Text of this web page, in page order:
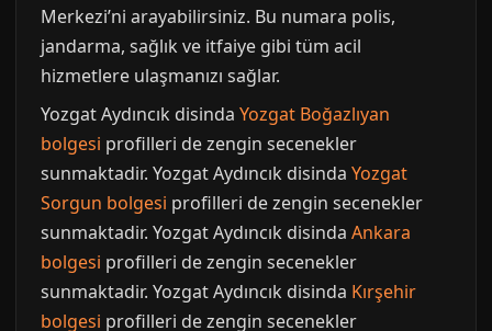
Merkezi’ni arayabilirsiniz. Bu numara polis,
jandarma, sağlık ve itfaiye gibi tüm acil
hizmetlere ulaşmanızı sağlar.
Yozgat Aydıncık disinda Yozgat Boğazlıyan
bolgesi profilleri de zengin secenekler
sunmaktadir. Yozgat Aydıncık disinda Yozgat
Sorgun bolgesi profilleri de zengin secenekler
sunmaktadir. Yozgat Aydıncık disinda Ankara
bolgesi profilleri de zengin secenekler
sunmaktadir. Yozgat Aydıncık disinda Kırşehir
bolgesi profilleri de zengin secenekler